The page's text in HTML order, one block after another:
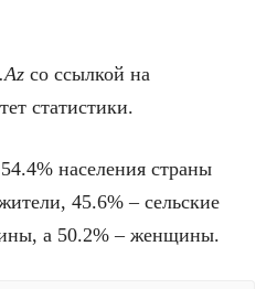
со ссылкой на
статистики.
населения страны
45.6% – сельские
а 50.2% – женщины.